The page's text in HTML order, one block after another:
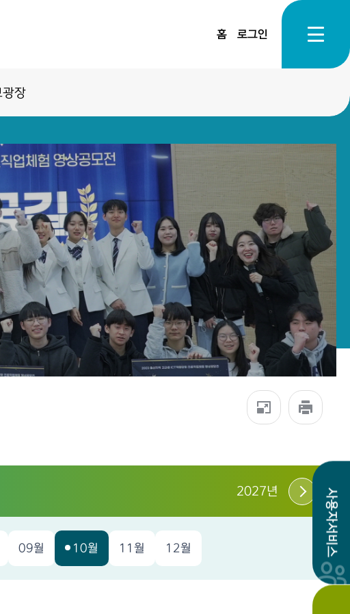
사용자서비스
홈 로그인
광장
2027년
09월 10월 11월 12월